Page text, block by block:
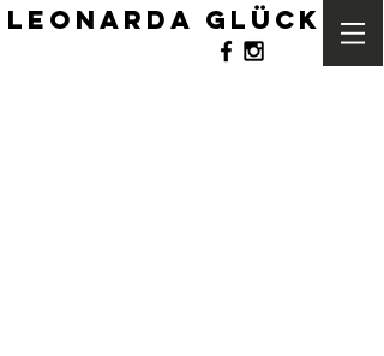
leonarda glück